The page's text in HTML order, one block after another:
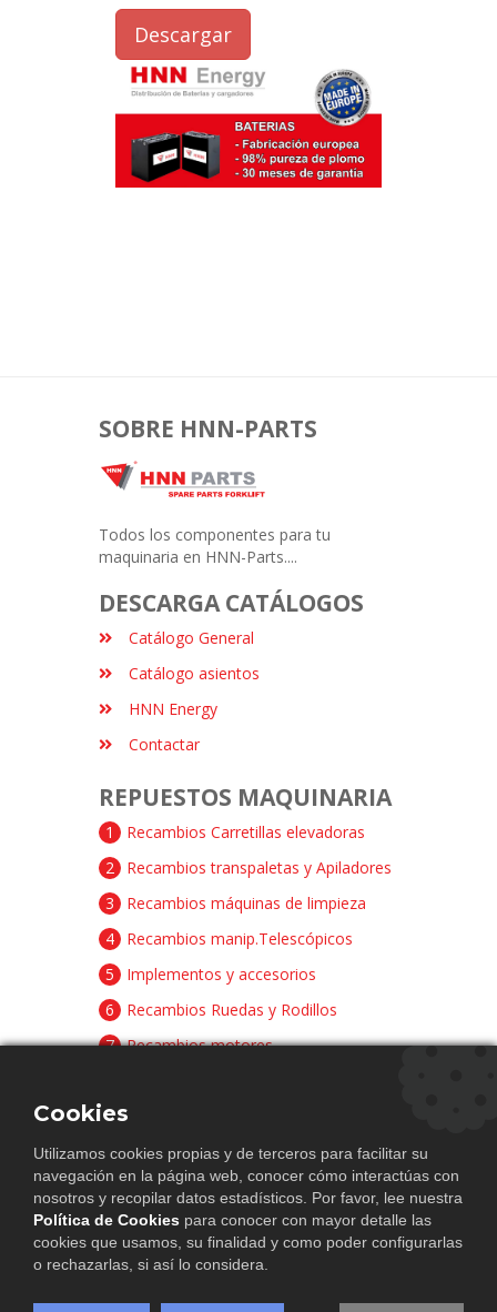
Descargar
SOBRE HNN-PARTS
Todos los componentes para tu
maquinaria en HNN-Parts....
DESCARGA CATÁLOGOS
Catálogo General
Catálogo asientos
HNN Energy
Contactar
REPUESTOS MAQUINARIA
Recambios Carretillas elevadoras
1
Recambios transpaletas y Apiladores
2
Recambios máquinas de limpieza
3
Recambios manip.Telescópicos
4
Implementos y accesorios
5
Recambios Ruedas y Rodillos
6
Recambios motores
7
Avda. Principal Pista Papa Ali, 5 Pol.
Ind. El Saladar I, Lorquí / Murcia
(+34) 968 206 041
(+34) 664 193 394
Cookies
Utilizamos cookies propias y de terceros para facilitar su
navegación en la página web, conocer cómo interactúas con
nosotros y recopilar datos estadísticos. Por favor, lee nuestra
Política de Cookies para conocer con mayor detalle las
cookies que usamos, su finalidad y como poder configurarlas
o rechazarlas, si así lo considera.